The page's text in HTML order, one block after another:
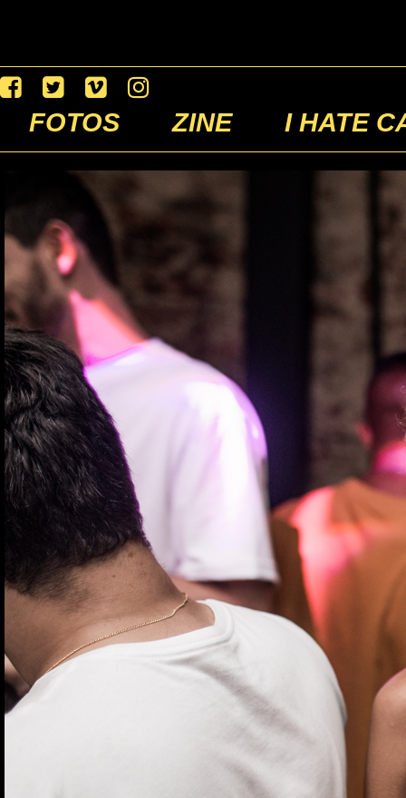
FOTOS ZINE I HATE